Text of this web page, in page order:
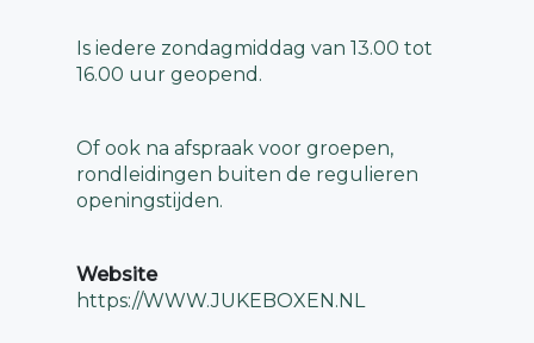
Is iedere zondagmiddag van 13.00 tot
16.00 uur geopend.
Of ook na afspraak voor groepen,
rondleidingen buiten de regulieren
openingstijden.
Website
https://WWW.JUKEBOXEN.NL